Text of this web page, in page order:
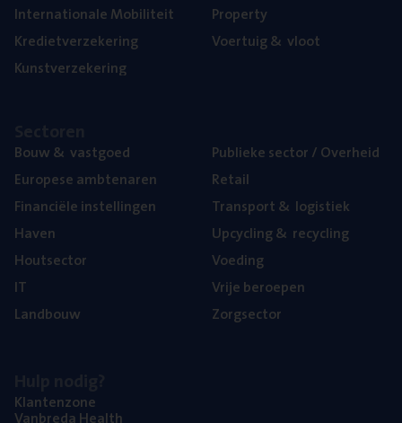
Inter­na­ti­o­na­le Mobiliteit
Kre­diet­ver­ze­ke­ring
Kunst­ver­ze­ke­ring
Pro­per­ty
Voer­tuig& vloot
Bouw& vastgoed
Euro­pe­se ambtenaren
Finan­ci­ë­le instellingen
Haven
Hout­sec­tor
IT
Land­bouw
Publie­ke sec­tor / Overheid
Retail
Trans­port& logistiek
Upcy­cling& recycling
Voe­ding
Vrije beroe­pen
Zorg­sec­tor
Klan­ten­zo­ne
Van­b­re­da Health